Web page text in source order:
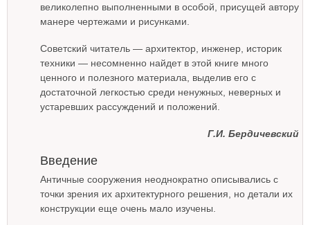
великолепно выполненными в особой, присущей автору
манере чертежами и рисунками.
Советский читатель — архитектор, инженер, историк
техники — несомненно найдет в этой книге много
ценного и полезного материала, выделив его с
достаточной легкостью среди ненужных, неверных и
устаревших рассуждений и положений.
Г.И. Бердичевский
Введение
Античные сооружения неоднократно описывались с
точки зрения их архитектурного решения, но детали их
конструкции еще очень мало изучены.